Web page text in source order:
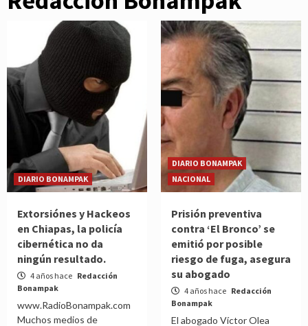
DIARIO BONAMPAK
Extorsiónes y Hackeos
en Chiapas, la policía
cibernética no da
ningún resultado.
4 años hace Redacción
Bonampak
www.RadioBonampak.com
Muchos medios de
DIARIO BONAMPAK
NACIONAL
Prisión preventiva
contra ‘El Bronco’ se
emitió por posible
riesgo de fuga, asegura
su abogado
4 años hace Redacción
Bonampak
El abogado Víctor Olea